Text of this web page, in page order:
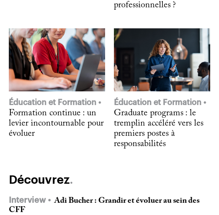
professionnelles ?
Éducation et Formation
Formation continue : un
levier incontournable pour
évoluer
Éducation et Formation
Graduate programs : le
tremplin accéléré vers les
premiers postes à
responsabilités
Découvrez
Interview
Adi Bucher : Grandir et évoluer au sein des
CFF